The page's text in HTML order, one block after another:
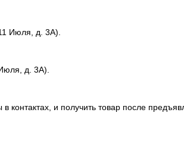
Июля, д. 3А).
д. 3А).
и получить товар после